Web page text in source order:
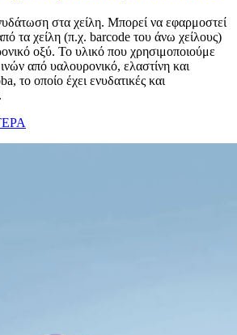
στα χείλη. Μπορεί να εφαρμοστεί
τα χείλη (π.χ. barcode του άνω χείλους)
οξύ. Το υλικό που χρησιμοποιούμε
από υαλουρονικό, ελαστίνη και
το οποίο έχει ενυδατικές και